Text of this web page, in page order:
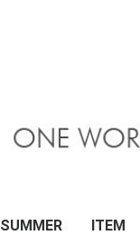
SUMMER ITEM